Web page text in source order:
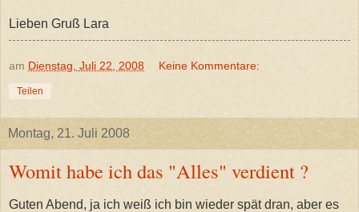
Lieben Gruß Lara
am Dienstag, Juli 22, 2008 Keine Kommentare:
Teilen
Montag, 21. Juli 2008
Womit habe ich das "Alles" verdient ?
Guten Abend, ja ich weiß ich bin wieder spät dran, aber es